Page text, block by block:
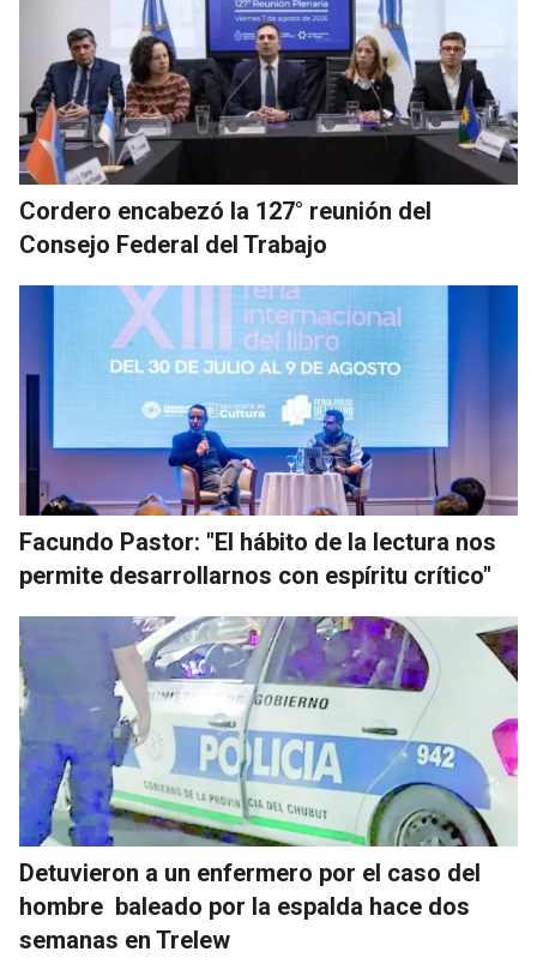
Cordero encabezó la 127° reunión del
Consejo Federal del Trabajo
Facundo Pastor: "El hábito de la lectura nos
permite desarrollarnos con espíritu crítico"
Detuvieron a un enfermero por el caso del
hombre baleado por la espalda hace dos
semanas en Trelew